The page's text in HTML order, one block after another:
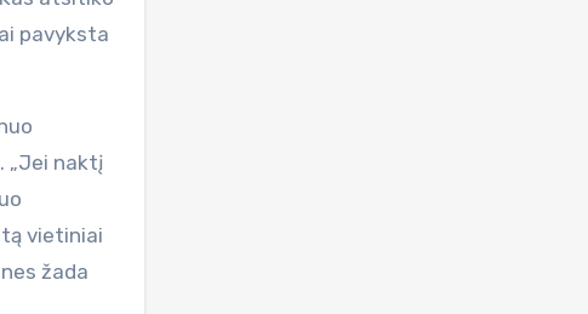
pavyksta
„Jei naktį
vietiniai
žada